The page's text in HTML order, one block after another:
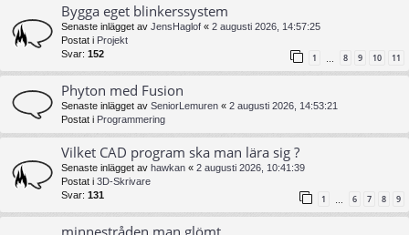
Bygga eget blinkerssystem
Senaste inlägget av JensHaglof « 2 augusti 2026, 14:57:25
Postat i Projekt
Svar: 152 1 8 9 10 11
Phyton med Fusion
Senaste inlägget av SeniorLemuren « 2 augusti 2026, 14:53:21
Postat i Programmering
Vilket CAD program ska man lära sig ?
Senaste inlägget av hawkan « 2 augusti 2026, 10:41:39
Postat i 3D-Skrivare
Svar: 131 1 6 7 8 9
minnestråden man glömt